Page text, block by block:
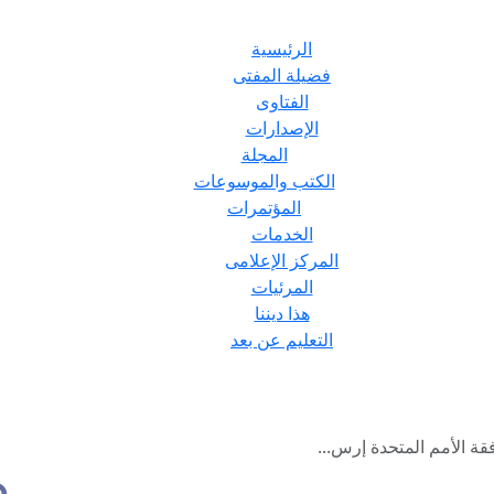
الرئيسية
فضيلة المفتى
الفتاوى
الإصدارات
المجلة
الكتب والموسوعات
المؤتمرات
الخدمات
المركز الإعلامى
المرئيات
هذا ديننا
التعليم عن بعد
الأمم المتحدة إرس...